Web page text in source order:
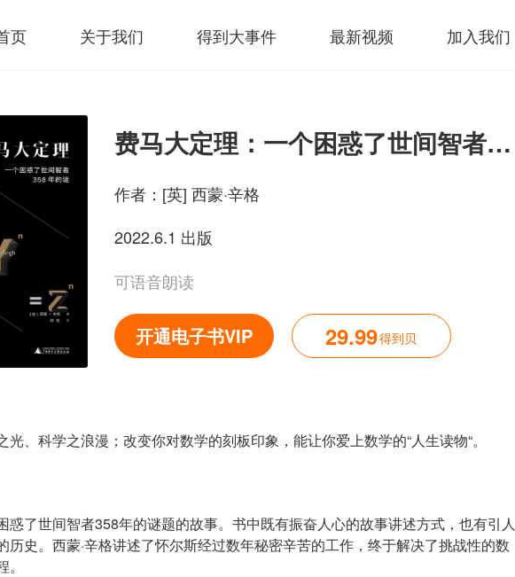
页 关于我们 得到大事件 最新视频 加入我们
费马大定理：一个困惑了世间智者358年的谜
作者： [英] 西蒙·辛格
2022.6.1 出版
可语音朗读
开通电子书VIP 29.99得到贝
光、科学之浪漫；改变你对数学的刻板印象，能让你爱上数学的“人生读物“。
惑了世间智者358年的谜题的故事。书中既有振奋人心的故事讲述方式，也有引人
历史。西蒙·辛格讲述了怀尔斯经过数年秘密辛苦的工作，终于解决了挑战性的数